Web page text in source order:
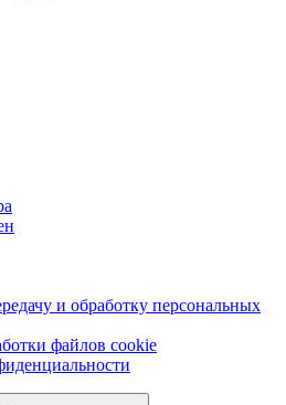
и обработку персональных
файлов cookie